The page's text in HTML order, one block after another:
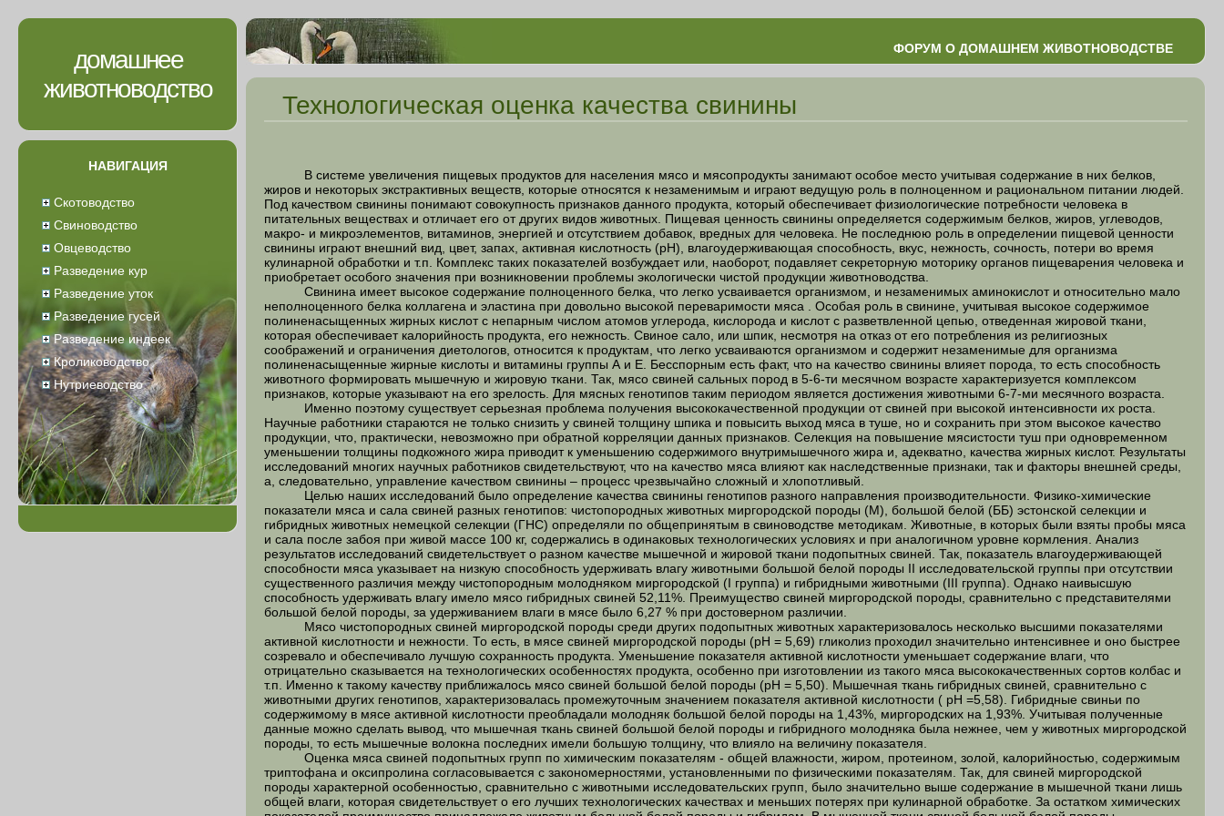
домашнее
животноводство
НАВИГАЦИЯ
Скотоводство
Свиноводство
Овцеводство
Разведение кур
Разведение уток
Разведение гусей
Разведение индеек
Кролиководство
Нутриеводство
ФОРУМ О ДОМАШНЕМ ЖИВОТНОВОДСТВЕ
Технологическая оценка качества свинины
В системе увеличения пищевых продуктов для населения мясо и мясопродукты занимают особое место учитывая содержание в них белков,
жиров и некоторых экстрактивных веществ, которые относятся к незаменимым и играют ведущую роль в полноценном и рациональном питании людей.
Под качеством свинины понимают совокупность признаков данного продукта, который обеспечивает физиологические потребности человека в
питательных веществах и отличает его от других видов животных. Пищевая ценность свинины определяется содержимым белков, жиров, углеводов,
макро- и микроэлементов, витаминов, энергией и отсутствием добавок, вредных для человека. Не последнюю роль в определении пищевой ценности
свинины играют внешний вид, цвет, запах, активная кислотность (рН), влагоудерживающая способность, вкус, нежность, сочность, потери во время
кулинарной обработки и т.п. Комплекс таких показателей возбуждает или, наоборот, подавляет секреторную моторику органов пищеварения человека и
приобретает особого значения при возникновении проблемы экологически чистой продукции животноводства.
Свинина имеет высокое содержание полноценного белка, что легко усваивается организмом, и незаменимых аминокислот и относительно мало
неполноценного белка коллагена и эластина при довольно высокой переваримости мяса . Особая роль в свинине, учитывая высокое содержимое
полиненасыщенных жирных кислот с непарным числом атомов углерода, кислорода и кислот с разветвленной цепью, отведенная жировой ткани,
которая обеспечивает калорийность продукта, его нежность. Свиное сало, или шпик, несмотря на отказ от его потребления из религиозных
соображений и ограничения диетологов, относится к продуктам, что легко усваиваются организмом и содержит незаменимые для организма
полиненасыщенные жирные кислоты и витамины группы А и Е. Бесспорным есть факт, что на качество свинины влияет порода, то есть способность
животного формировать мышечную и жировую ткани. Так, мясо свиней сальных пород в 5-6-ти месячном возрасте характеризуется комплексом
признаков, которые указывают на его зрелость. Для мясных генотипов таким периодом является достижения животными 6-7-ми месячного возраста.
Именно поэтому существует серьезная проблема получения высококачественной продукции от свиней при высокой интенсивности их роста.
Научные работники стараются не только снизить у свиней толщину шпика и повысить выход мяса в туше, но и сохранить при этом высокое качество
продукции, что, практически, невозможно при обратной корреляции данных признаков. Селекция на повышение мясистости туш при одновременном
уменьшении толщины подкожного жира приводит к уменьшению содержимого внутримышечного жира и, адекватно, качества жирных кислот. Результаты
исследований многих научных работников свидетельствуют, что на качество мяса влияют как наследственные признаки, так и факторы внешней среды,
а, следовательно, управление качеством свинины – процесс чрезвычайно сложный и хлопотливый.
Целью наших исследований было определение качества свинины генотипов разного направления производительности. Физико-химические
показатели мяса и сала свиней разных генотипов: чистопородных животных миргородской породы (М), большой белой (ББ) эстонской селекции и
гибридных животных немецкой селекции (ГНС) определяли по общепринятым в свиноводстве методикам. Животные, в которых были взяты пробы мяса
и сала после забоя при живой массе 100 кг, содержались в одинаковых технологических условиях и при аналогичном уровне кормления. Анализ
результатов исследований свидетельствует о разном качестве мышечной и жировой ткани подопытных свиней. Так, показатель влагоудерживающей
способности мяса указывает на низкую способность удерживать влагу животными большой белой породы ІІ исследовательской группы при отсутствии
существенного различия между чистопородным молодняком миргородской (І группа) и гибридными животными (ІІІ группа). Однако наивысшую
способность удерживать влагу имело мясо гибридных свиней 52,11%. Преимущество свиней миргородской породы, сравнительно с представителями
большой белой породы, за удерживанием влаги в мясе было 6,27 % при достоверном различии.
Мясо чистопородных свиней миргородской породы среди других подопытных животных характеризовалось несколько высшими показателями
активной кислотности и нежности. То есть, в мясе свиней миргородской породы (рН = 5,69) гликолиз проходил значительно интенсивнее и оно быстрее
созревало и обеспечивало лучшую сохранность продукта. Уменьшение показателя активной кислотности уменьшает содержание влаги, что
отрицательно сказывается на технологических особенностях продукта, особенно при изготовлении из такого мяса высококачественных сортов колбас и
т.п. Именно к такому качеству приближалось мясо свиней большой белой породы (рН = 5,50). Мышечная ткань гибридных свиней, сравнительно с
животными других генотипов, характеризовалась промежуточным значением показателя активной кислотности ( рН =5,58). Гибридные свиньи по
содержимому в мясе активной кислотности преобладали молодняк большой белой породы на 1,43%, миргородских на 1,93%. Учитывая полученные
данные можно сделать вывод, что мышечная ткань свиней большой белой породы и гибридного молодняка была нежнее, чем у животных миргородской
породы, то есть мышечные волокна последних имели большую толщину, что влияло на величину показателя.
Оценка мяса свиней подопытных групп по химическим показателям - общей влажности, жиром, протеином, золой, калорийностью, содержимым
триптофана и оксипролина согласовывается с закономерностями, установленными по физическими показателям. Так, для свиней миргородской
породы характерной особенностью, сравнительно с животными исследовательских групп, было значительно выше содержание в мышечной ткани лишь
общей влаги, которая свидетельствует о его лучших технологических качествах и меньших потерях при кулинарной обработке. За остатком химических